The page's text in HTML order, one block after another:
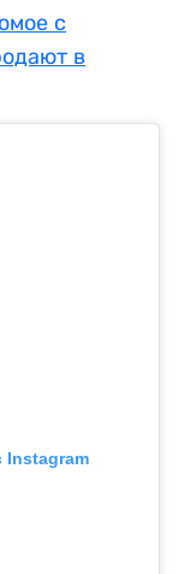
с
в
Instagram